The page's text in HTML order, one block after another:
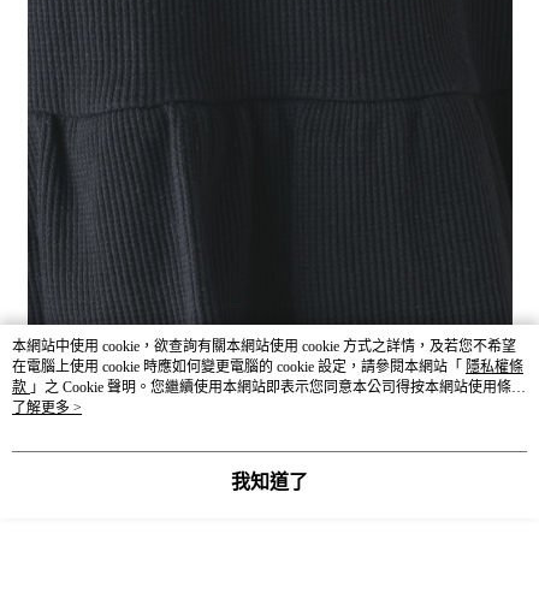
本網站中使用 cookie，欲查詢有關本網站使用 cookie 方式之詳情，及若您不希望
在電腦上使用 cookie 時應如何變更電腦的 cookie 設定，請參閱本網站「 隱私權條
款 」之 Cookie 聲明。您繼續使用本網站即表示您同意本公司得按本網站使用條款
之 Cookie 聲明使用 cookie。
了解更多 >
我知道了